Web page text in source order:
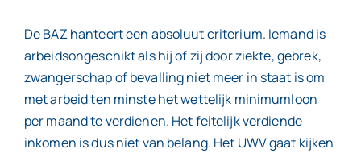
De BAZ hanteert een absoluut criterium. Iemand is
arbeidsongeschikt als hij of zij door ziekte, gebrek,
zwangerschap of bevalling niet meer in staat is om
met arbeid ten minste het wettelijk minimumloon
per maand te verdienen. Het feitelijk verdiende
inkomen is dus niet van belang. Het UWV gaat kijken